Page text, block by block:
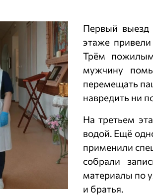
Первый выезд
этаже
Трём
мужчину
перемещать
навредить ни
На третьем
водой. Ещё
применили
собрали
материалы по
и братья.